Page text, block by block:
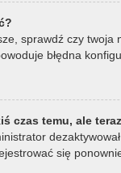
sprawdź czy twoja
błędna
czas temu, ale
się